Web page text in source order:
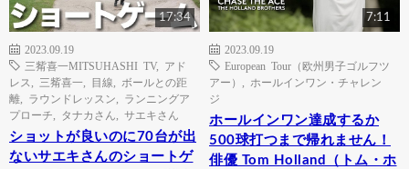
17:34
2023.09.19
三觜喜一MITSUHASHI TV, アド
レス
三觜喜一 目線
ボールとの距
離
ラウンドレッスン
ランニングア
プローチ
タナカさん サエキさん
ショットが良いのに70台が出
ないサエキさんのショートゲ
7:11
2023.09.19
European Tour（欧州男子ゴルフツ
アー）
ホールインワン・チャレン
ジ
ホールインワン達成するか
500球打つまで帰れません！
俳優 Tom Holland（トム・ホ